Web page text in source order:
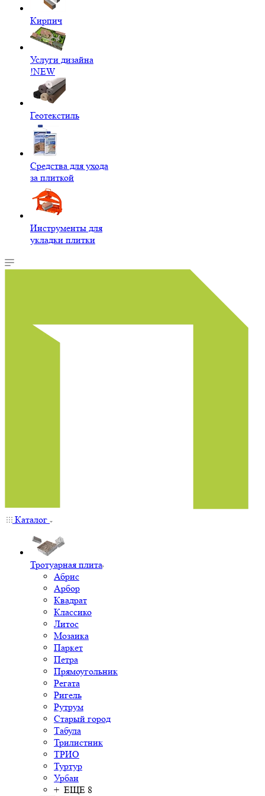
Кирпич
Услуги дизайна
!NEW
Геотекстиль
Средства для ухода
за плиткой
Инструменты для
укладки плитки
Каталог
Тротуарная плита
Абрис
Арбор
Квадрат
Классико
Литос
Мозаика
Паркет
Петра
Прямоугольник
Регата
Ригель
Рутрум
Старый город
Табула
Трилистник
ТРИО
Туртур
Урбан
+ ЕЩЕ 8